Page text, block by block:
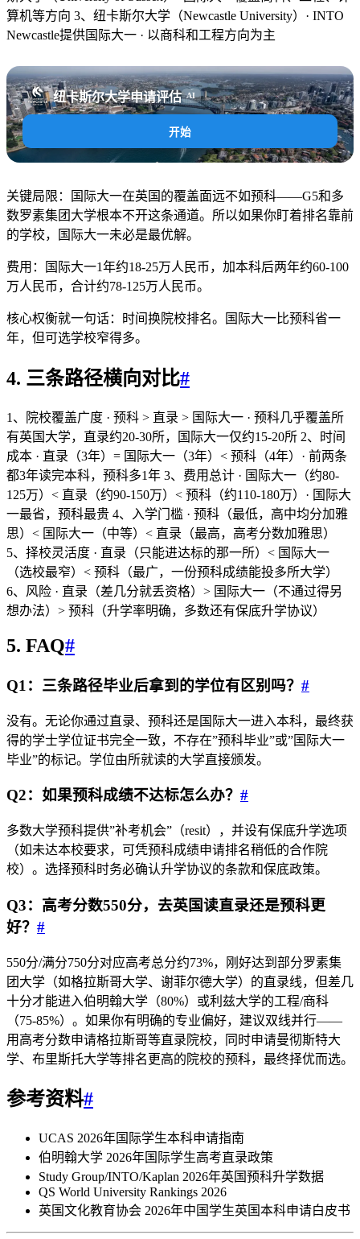
算机等方向 3、纽卡斯尔大学（Newcastle University）· INTO
Newcastle提供国际大一 · 以商科和工程方向为主
纽卡斯尔大学申请评估 AI
开始
关键局限：国际大一在英国的覆盖面远不如预科——G5和多
数罗素集团大学根本不开这条通道。所以如果你盯着排名靠前
的学校，国际大一未必是最优解。
费用：国际大一1年约18-25万人民币，加本科后两年约60-100
万人民币，合计约78-125万人民币。
核心权衡就一句话：时间换院校排名。国际大一比预科省一
年，但可选学校窄得多。
4. 三条路径横向对比#
1、院校覆盖广度 · 预科 > 直录 > 国际大一 · 预科几乎覆盖所
有英国大学，直录约20-30所，国际大一仅约15-20所 2、时间
成本 · 直录（3年）= 国际大一（3年）< 预科（4年）· 前两条
都3年读完本科，预科多1年 3、费用总计 · 国际大一（约80-
125万）< 直录（约90-150万）< 预科（约110-180万）· 国际大
一最省，预科最贵 4、入学门槛 · 预科（最低，高中均分加雅
思）< 国际大一（中等）< 直录（最高，高考分数加雅思）
5、择校灵活度 · 直录（只能进达标的那一所）< 国际大一
（选校最窄）< 预科（最广，一份预科成绩能投多所大学）
6、风险 · 直录（差几分就丢资格）> 国际大一（不通过得另
想办法）> 预科（升学率明确，多数还有保底升学协议）
5. FAQ#
Q1：三条路径毕业后拿到的学位有区别吗？ #
没有。无论你通过直录、预科还是国际大一进入本科，最终获
得的学士学位证书完全一致，不存在”预科毕业”或”国际大一
毕业”的标记。学位由所就读的大学直接颁发。
Q2：如果预科成绩不达标怎么办？ #
多数大学预科提供”补考机会”（resit），并设有保底升学选项
（如未达本校要求，可凭预科成绩申请排名稍低的合作院
校）。选择预科时务必确认升学协议的条款和保底政策。
Q3：高考分数550分，去英国读直录还是预科更
好？ #
550分/满分750分对应高考总分约73%，刚好达到部分罗素集
团大学（如格拉斯哥大学、谢菲尔德大学）的直录线，但差几
十分才能进入伯明翰大学（80%）或利兹大学的工程/商科
（75-85%）。如果你有明确的专业偏好，建议双线并行——
用高考分数申请格拉斯哥等直录院校，同时申请曼彻斯特大
学、布里斯托大学等排名更高的院校的预科，最终择优而选。
参考资料#
UCAS 2026年国际学生本科申请指南
伯明翰大学 2026年国际学生高考直录政策
Study Group/INTO/Kaplan 2026年英国预科升学数据
QS World University Rankings 2026
英国文化教育协会 2026年中国学生英国本科申请白皮书